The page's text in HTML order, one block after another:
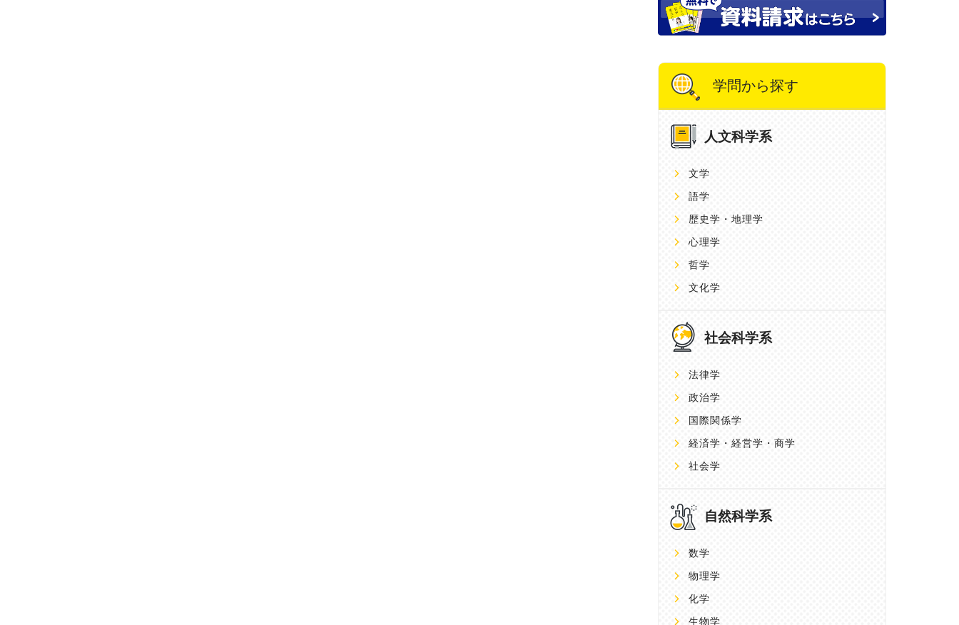
学問から探す
人文科学系
文学
語学
歴史学・地理学
心理学
哲学
文化学
社会科学系
法律学
政治学
国際関係学
経済学・経営学・商学
社会学
自然科学系
数学
物理学
化学
生物学